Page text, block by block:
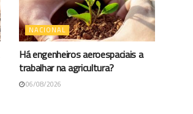
NACIONAL
Há engenheiros aeroespaciais a
trabalhar na agricultura?
06/08/2026